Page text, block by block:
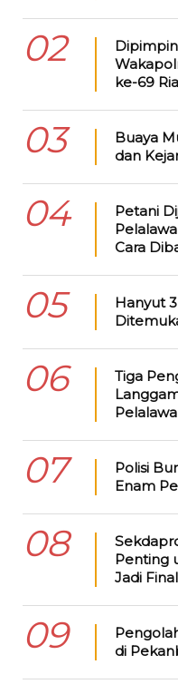
02
ke-69
03
Buaya
dan
04
Petani
Cara
05
Hanyut
06
Tiga
07
Polisi
Enam
08
Penting
Jadi
09
di